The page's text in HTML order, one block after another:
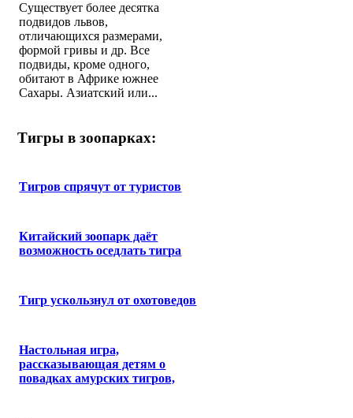
Существует более десятка
подвидов львов,
отличающихся размерами,
формой гривы и др. Все
подвиды, кроме одного,
обитают в Африке южнее
Сахары. Азиатский или...
Тигры в зоопарках:
Тигров спрячут от туристов
Китайский зоопарк даёт
возможность оседлать тигра
Тигр ускользнул от охотоведов
Настольная игра,
рассказывающая детям о
повадках амурских тигров,